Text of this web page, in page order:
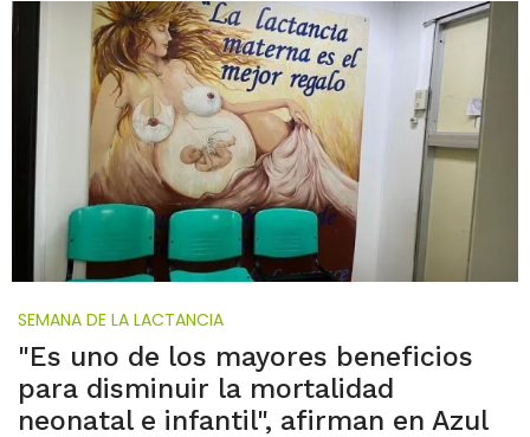
SEMANA DE LA LACTANCIA
"Es uno de los mayores beneficios
para disminuir la mortalidad
neonatal e infantil", afirman en Azul